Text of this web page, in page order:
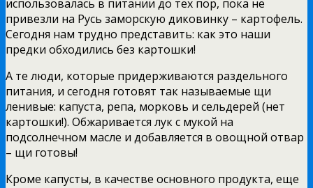
использовалась в питании до тех пор, пока не
привезли на Русь заморскую диковинку – картофель.
Сегодня нам трудно представить: как это наши
предки обходились без картошки!
А те люди, которые придерживаются раздельного
питания, и сегодня готовят так называемые щи
ленивые: капуста, репа, морковь и сельдерей (нет
картошки!). Обжаривается лук с мукой на
подсолнечном масле и добавляется в овощной отвар
– щи готовы!
Кроме капусты, в качестве основного продукта, еще